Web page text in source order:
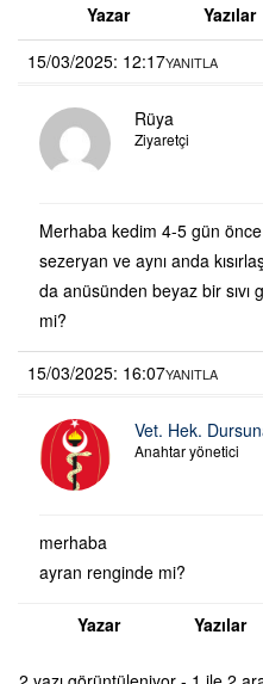
Yazar
Yazılar
15/03/2025: 12:17YANITLA
Rüya
Ziyaretçi
Merhaba kedim 4-5 gün
sezeryan ve aynı anda
da anüsünden beyaz bir sıvı
mi?
15/03/2025: 16:07YANITLA
Vet. Hek.
Anahtar yönetici
merhaba
ayran renginde mi?
Yazar Yazılar